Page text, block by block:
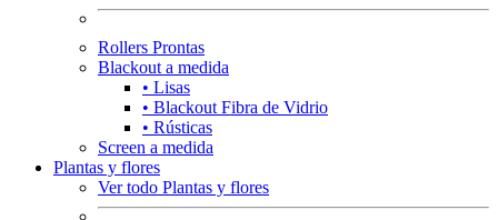
Rollers Prontas
Blackout a medida
• Lisas
• Blackout Fibra de Vidrio
• Rústicas
Screen a medida
Plantas y flores
Ver todo Plantas y flores